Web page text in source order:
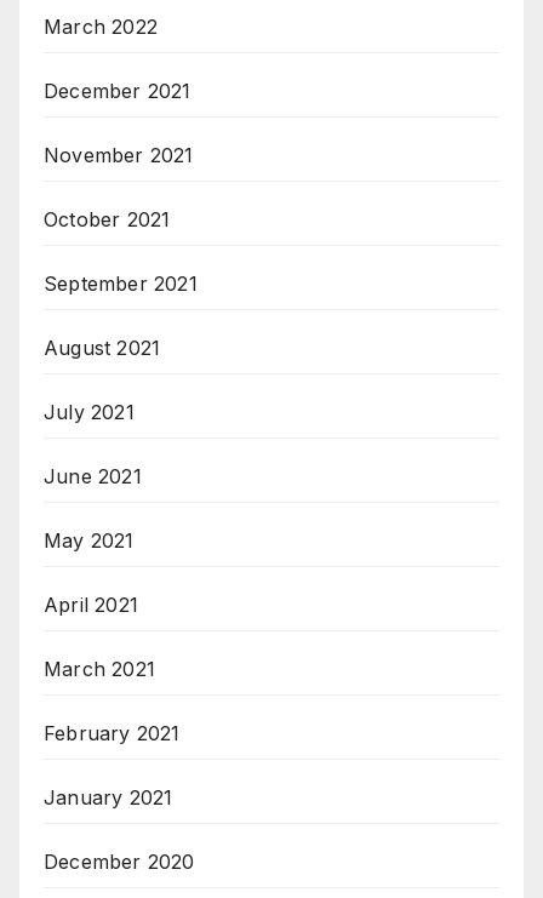
March 2022
December 2021
November 2021
October 2021
September 2021
August 2021
July 2021
June 2021
May 2021
April 2021
March 2021
February 2021
January 2021
December 2020